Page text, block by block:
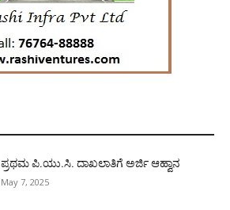
ಪ್ರಥಮ ಪಿ.ಯು.ಸಿ. ದಾಖಲಾತಿಗೆ ಅರ್ಜಿ ಆಹ್ವಾನ
May 7, 2025